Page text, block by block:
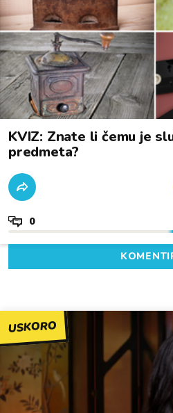
KVIZ: Znate li čemu je
predmeta?
0
USKORO